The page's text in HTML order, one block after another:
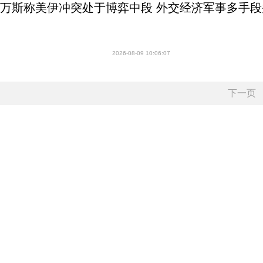
万斯称美伊冲突处于博弈中段 外交经济军事多手
2026-08-09 10:06:07
下一页